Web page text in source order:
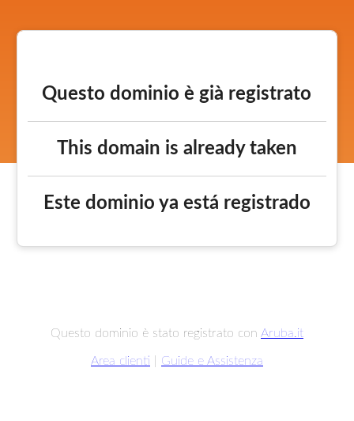
Questo dominio è già registrato
This domain is already taken
Este dominio ya está registrado
Questo dominio è stato registrato con Aruba.it
Area clienti Guide e Assistenza